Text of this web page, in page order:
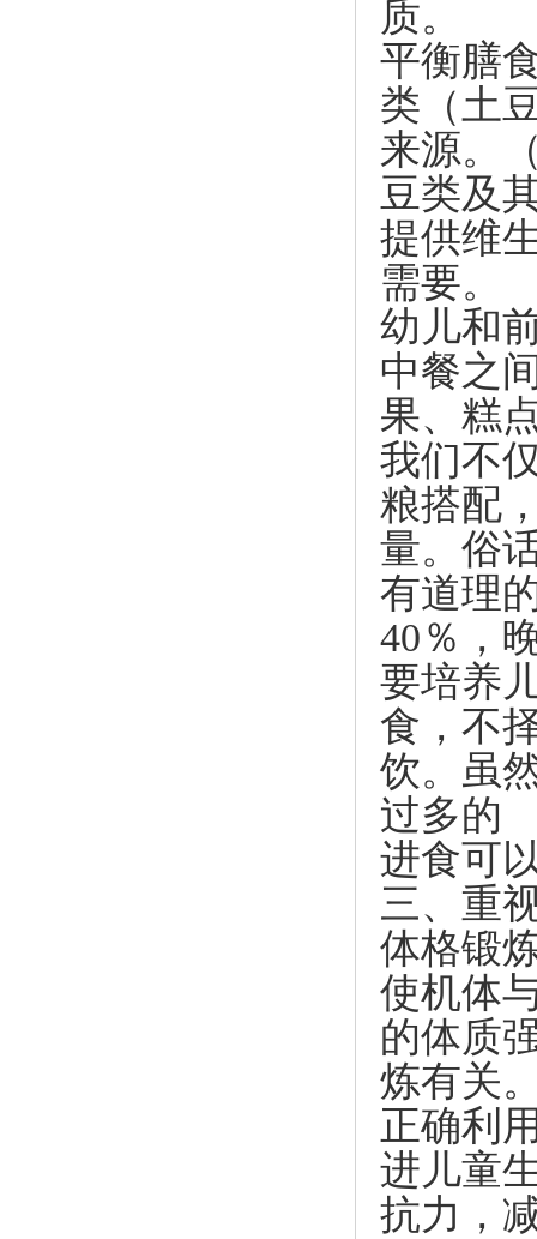
质。
平衡膳
类（土
来源。
豆类及
提供维
需要。
幼儿和
中餐之
果、糕
我们不
粮搭配
量。俗
有道理
40％，
要培养
食，不
饮。虽
过多的
进食可
三、重
体格锻
使机体
的体质
炼有关
正确利
进儿童
抗力，